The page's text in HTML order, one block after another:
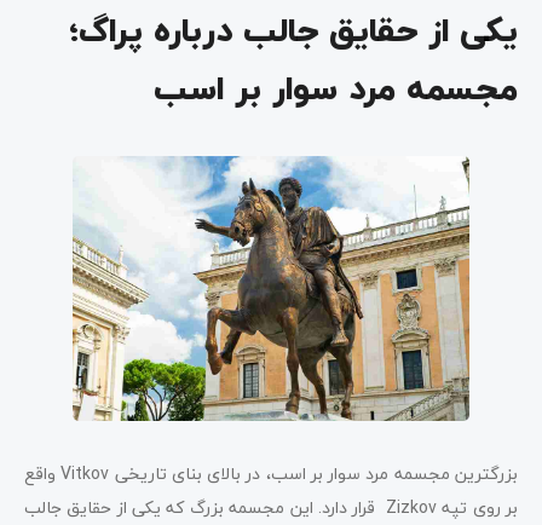
یکی از حقایق جالب درباره پراگ؛
مجسمه مرد سوار بر اسب
بزرگترین مجسمه‌ مرد سوار بر اسب، در بالای بنای تاریخی Vitkov واقع
بر روی تپه Zizkov قرار دارد. این مجسمه بزرگ که یکی از حقایق جالب